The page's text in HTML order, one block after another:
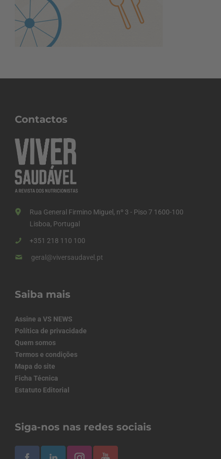
Contactos
Rua General Firmino Miguel, nº 3 - Piso 7 1600-100
Lisboa, Portugal
+351 218 110 100
geral@viversaudavel.pt
Saiba mais
Assine a VS NEWS
Política de privacidade
Quem somos
Termos e condições
Mapa do site
Ficha Técnica
Estatuto Editorial
Siga-nos nas redes sociais